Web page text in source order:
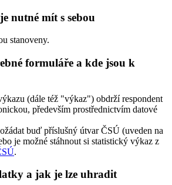
nutné mít s sebou
stanoveny.
formuláře a kde jsou k
(dále též "výkaz") obdrží respondent
především prostřednictvím datové
buď příslušný útvar ČSÚ (uveden na
je možné stáhnout si statistický výkaz z
.
a jak je lze uhradit